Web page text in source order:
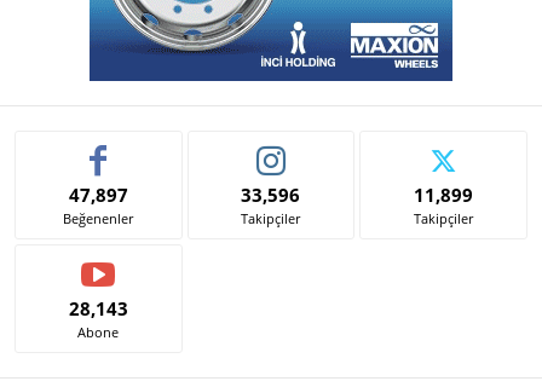
47,897
Beğenenler
33,596
Takipçiler
11,899
Takipçiler
28,143
Abone